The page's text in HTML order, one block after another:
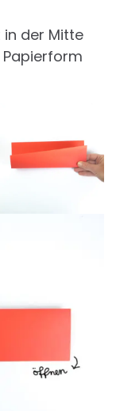
der Mitte